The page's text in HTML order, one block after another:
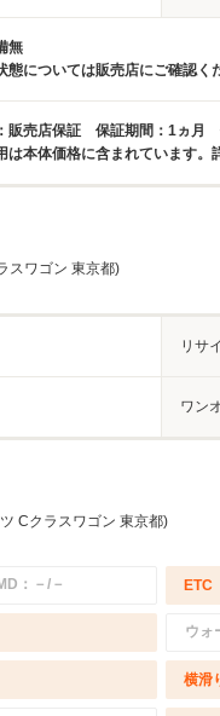
無
態については販売店にご確認く
販売店保証 保証期間：1ヵ月
は本体価格に含まれています。
スワゴン 東京都)
リサ
ワン
Cクラスワゴン 東京都)
：－/－ ETC
ウォ
横滑